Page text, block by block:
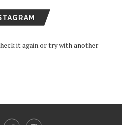
it again or try with another